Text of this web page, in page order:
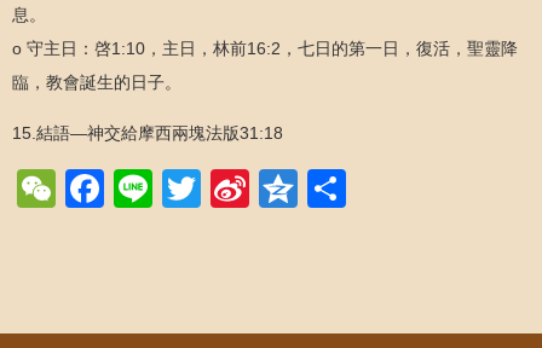
息。
o 守主日：啓1:10，主日，林前16:2，七日的第一日，復活，聖靈降
臨，教會誕生的日子。
15.結語—神交給摩西兩塊法版31:18
WeChat
Facebook
LineTwitter
SinaQzone
Post navigation